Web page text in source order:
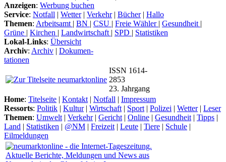
Anzeigen: Werbung buchen
Service: Notfall | Wetter| Verkehr| Bücher| Hallo
Themen: Arbeitsamt | BN | CSU | Freie Wähler | Gesundheit |
Grüne | Kirchen | Landwirtschaft | SPD | Statistiken
Lokal-Links: Übersicht
Archiv: Archiv | Dokumen-
tationen
ISSN 1614-
2853
23. Jahrgang
Home: Titelseite | Kontakt | Notfall | Impressum
Ressorts: Politik | Kultur| Wirtschaft | Sport | Polizei | Wetter| Leser
Themen: Umwelt | Verkehr| Gericht | Online | Gesundheit | Tipps |
Land | Statistiken | @NM | Freizeit | Leute | Tiere | Schule |
Eilmeldungen